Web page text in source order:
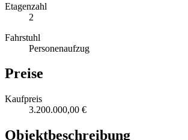
Etagenzahl
2
Fahrstuhl
Personenaufzug
Preise
Kaufpreis
3.200.000,00 €
Objektbeschreibung